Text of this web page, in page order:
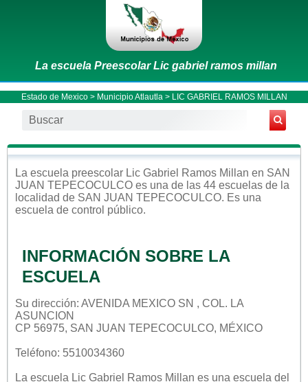
La escuela Preescolar Lic gabriel ramos millan
Estado de Mexico> Municipio Atlautla > LIC GABRIEL RAMOS MILLAN
La escuela preescolar Lic Gabriel Ramos Millan en SAN
JUAN TEPECOCULCO es una de las 44 escuelas de la
localidad de SAN JUAN TEPECOCULCO. Es una
escuela de control público.
INFORMACIÓN SOBRE LA
ESCUELA
Su dirección: AVENIDA MEXICO SN , COL. LA
ASUNCION
CP 56975, SAN JUAN TEPECOCULCO, MÉXICO
Teléfono: 5510034360
La escuela Lic Gabriel Ramos Millan es una escuela del